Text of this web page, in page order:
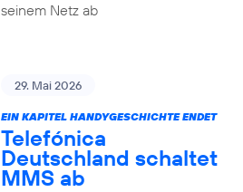
seinem Netz ab
29. Mai 2026
EIN KAPITEL HANDYGESCHICHTE ENDET
Telefónica
Deutschland schaltet
MMS ab